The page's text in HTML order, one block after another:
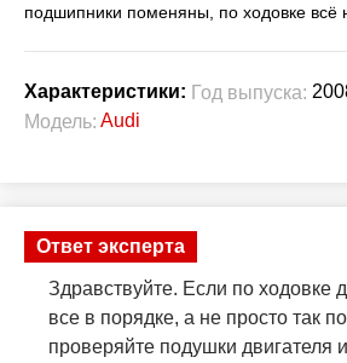
подшипники поменяны, по ходовке всё
Характеристики: Год выпуска:
Модель: Audi
Ответ эксперта
Здравствуйте. Если по ходовке
все в порядке, а не просто так
проверяйте подушки двигателя